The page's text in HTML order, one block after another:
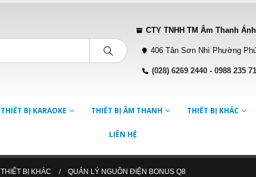
CTY TNHH TM Âm Thanh
406 Tân Sơn Nhì Phường
(028) 6269 2440 -0988 235
THIẾT BỊ KARAOKE THIẾT BỊ ÂM THANH THIẾT BỊ KHÁC
LIÊN HỆ
THIẾT BỊ KHÁC QUẢN LÝ NGUỒN ĐIỆN BONUS Q8